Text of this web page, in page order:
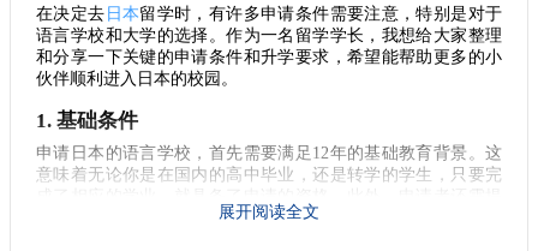
选择语言学校也是至关重要的一步。你可以寻找那些与大
学有合作关系的语言机构，这样可以顺利过渡到大学的学习
中。此外，建议选择提供小班授课的学校，这样可以获得更多
本的文化和社会。
语言学习的技巧
为了有效提高你的语言能力，可以尝试以下几种学习方
在决定去 日本留学时，有许多申请条件需要注意，特别是对于
语言学校和大学的选择。作为一名留学学长，我想给大家整理
和分享一下关键的申请条件和升学要求，希望能帮助更多的小
伙伴顺利进入日本的校园。
1. 基础条件
申请日本的语言学校，首先需要满足12年的基础教育背景。这
意味着无论你是在国内的高中毕业，还是转学的学生，只要完
供日本学时的证明，要求在180小时以上。这对初学者来说，是
展开阅读全文